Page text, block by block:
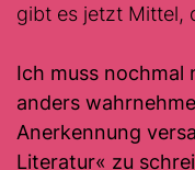
gibt es jetzt Mittel,
Ich muss nochmal
anders
Anerkennung
Literatur« zu